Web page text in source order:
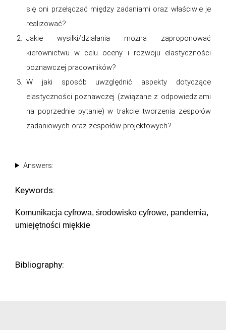
się oni przełączać między zadaniami oraz właściwie je
realizować?
Jakie wysiłki/działania można zaproponować
kierownictwu w celu oceny i rozwoju elastyczności
poznawczej pracowników?
W jaki sposób uwzględnić aspekty dotyczące
elastyczności poznawczej (związane z odpowiedziami
na poprzednie pytanie) w trakcie tworzenia zespołów
zadaniowych oraz zespołów projektowych?
Answers:
Keywords:
Komunikacja cyfrowa, środowisko cyfrowe, pandemia,
umiejętności miękkie
Bibliography: